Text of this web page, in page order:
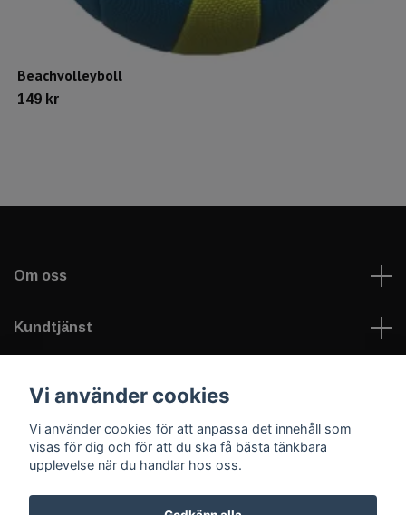
Beachvolleyboll
149 kr
Om oss
Kundtjänst
Sociala medier
Vi använder cookies
Vi använder cookies för att anpassa det innehåll som
visas för dig och för att du ska få bästa tänkbara
upplevelse när du handlar hos oss.